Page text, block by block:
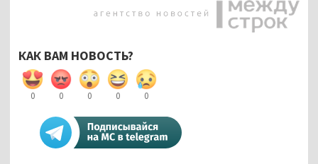
КАК ВАМ НОВОСТЬ?
0 0 0 0 0